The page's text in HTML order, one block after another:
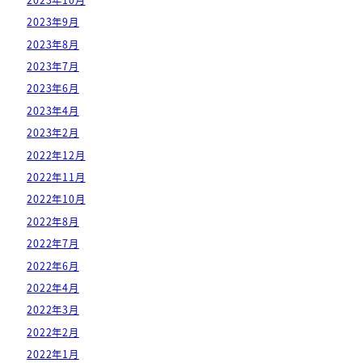
2023年9月
2023年8月
2023年7月
2023年6月
2023年4月
2023年2月
2022年12月
2022年11月
2022年10月
2022年8月
2022年7月
2022年6月
2022年4月
2022年3月
2022年2月
2022年1月